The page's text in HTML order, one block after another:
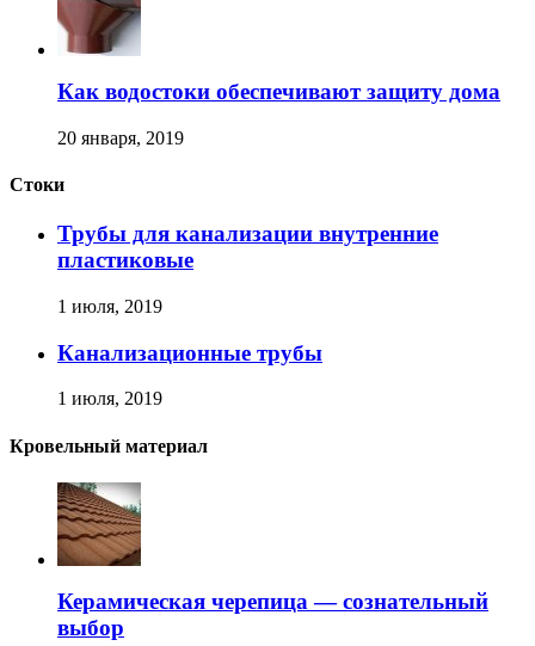
Как водостоки обеспечивают защиту дома
20 января, 2019
Стоки
Трубы для канализации внутренние
пластиковые
1 июля, 2019
Канализационные трубы
1 июля, 2019
Кровельный материал
Керамическая черепица — сознательный
выбор